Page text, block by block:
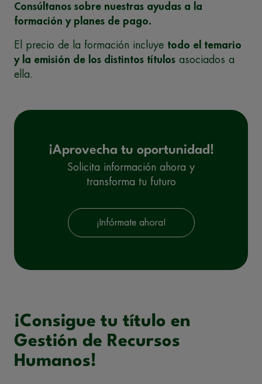
Consúltanos sobre nuestras ayudas a la
formación y planes de pago.
El precio de la formación incluye todo el temario
y la emisión de los distintos títulos asociados a
ella.
¡Aprovecha tu oportunidad!
Solicita información ahora y
transforma tu futuro
¡Infórmate ahora!
¡Consigue tu título en
Gestión de Recursos
Humanos!